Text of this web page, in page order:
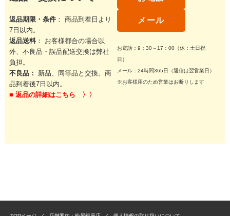
返品期限・条件： 商品到着日より
7日以内。
返品送料： お客様都合の場合以
外、不良品・誤品配送交換は弊社
負担。
不良品：
新品、同等品と交換。商
品到着後7日以内。
■ 返品の詳細はこちら 〉〉
メール
お電話：9：30～17：00（休：土日祝
日）
メール：24時間365日（返信は翌営業日）
※お客様用のため営業はお断りします